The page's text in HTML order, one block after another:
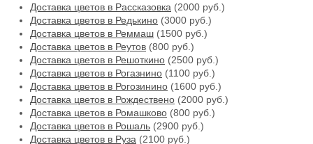
Доставка цветов в Рассказовка (2000 руб.)
Доставка цветов в Редькино (3000 руб.)
Доставка цветов в Реммаш (1500 руб.)
Доставка цветов в Реутов (800 руб.)
Доставка цветов в Решоткино (2500 руб.)
Доставка цветов в Рогазнино (1100 руб.)
Доставка цветов в Рогозинино (1600 руб.)
Доставка цветов в Рождествено (2000 руб.)
Доставка цветов в Ромашково (800 руб.)
Доставка цветов в Рошаль (2900 руб.)
Доставка цветов в Руза (2100 руб.)